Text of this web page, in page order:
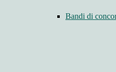
Bandi di